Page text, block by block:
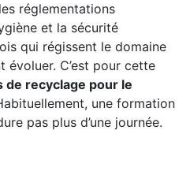
réglementations
et la sécurité
qui régissent le domaine
évoluer. C’est pour cette
de recyclage pour le
une formation
pas plus d’une journée.